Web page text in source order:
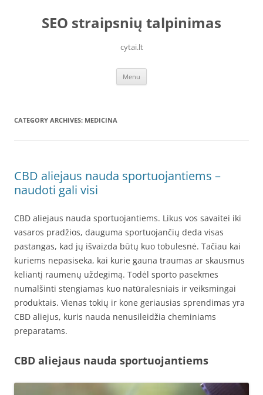
contentSEO straipsnių talpinimas
cytai.lt
Menu
CATEGORY ARCHIVES: MEDICINA
CBD aliejaus nauda sportuojantiems –
naudoti gali visi
CBD aliejaus nauda sportuojantiems. Likus vos savaitei iki
vasaros pradžios, dauguma sportuojančių deda visas
pastangas, kad jų išvaizda būtų kuo tobulesnė. Tačiau kai
kuriems nepasiseka, kai kurie gauna traumas ar skausmus
keliantį raumenų uždegimą. Todėl sporto pasekmes
numalšinti stengiamas kuo natūralesniais ir veiksmingai
produktais. Vienas tokių ir kone geriausias sprendimas yra
CBD aliejus, kuris nauda nenusileidžia cheminiams
preparatams.
CBD aliejaus nauda sportuojantiems